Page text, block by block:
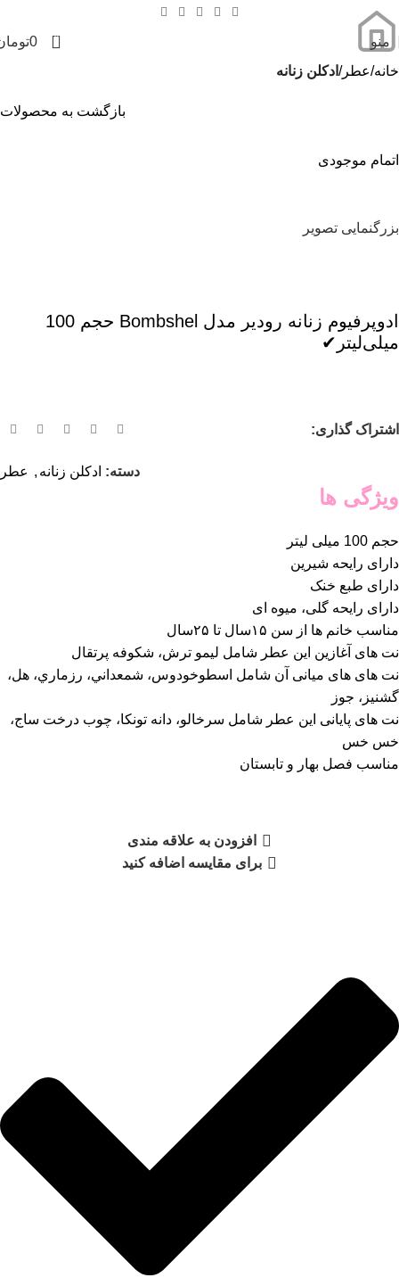
منو 0
0
خانه عطر ادکلن زنانه
بازگشت به محصولات
اتمام موجودی
بزرگنمایی تصویر
ادوپرفیوم زنانه رودیر مدل Bombshel حجم 100
میلی‌لیتر✔
اشتراک گذاری:
دسته: ادکلن زنانه , عطر
ویژگی ها
حجم 100 میلی لیتر
دارای رایحه شیرین
دارای طبع خنک
دارای رایحه گلی، میوه ای
مناسب خانم ها از سن ۱۵سال تا ۲۵سال
نت های آغازین این عطر شامل ليمو ترش، شكوفه پرتقال
نت های های میانی آن شامل اسطوخودوس، شمعداني، رزماري، هل،
گشنيز، جوز
نت های پایانی این عطر شامل سرخالو، دانه تونكا، چوب درخت ساج،
خس خس
مناسب فصل بهار و تابستان
افزودن به علاقه مندی
برای مقایسه اضافه کنید